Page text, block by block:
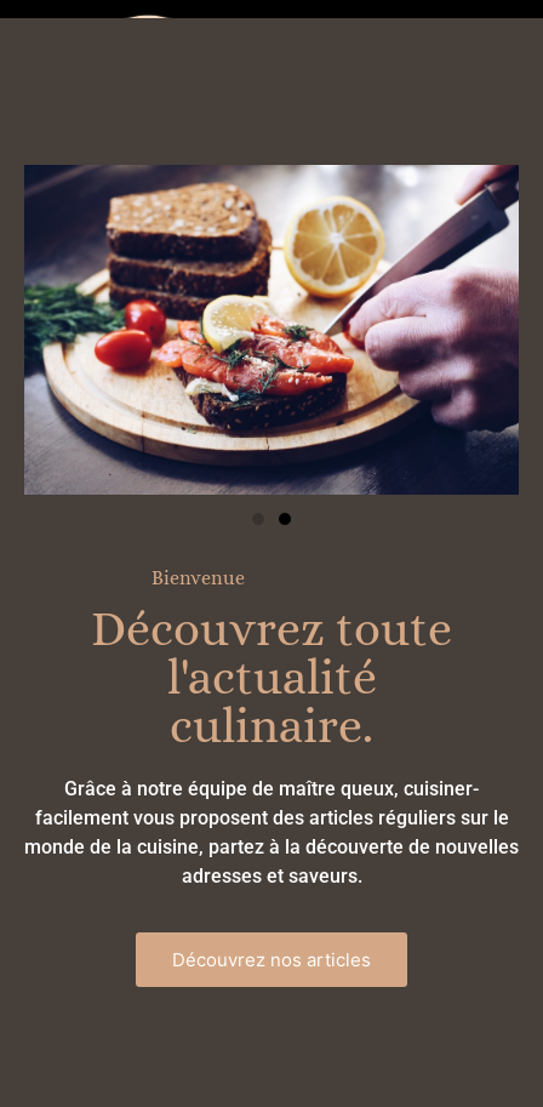
Bienvenue
Découvrez toute
l'actualité
culinaire.
Grâce à notre équipe de maître queux, cuisiner-
facilement vous proposent des articles réguliers sur le
monde de la cuisine, partez à la découverte de nouvelles
adresses et saveurs.
Découvrez nos articles